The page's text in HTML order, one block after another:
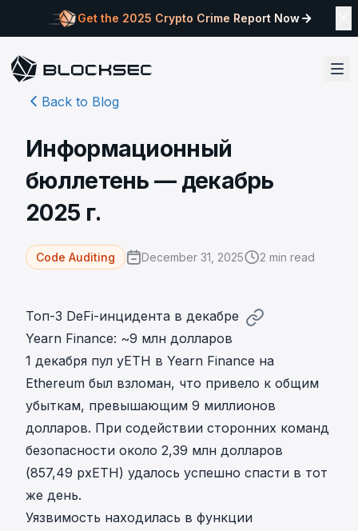
Get the 2025 Crypto Crime Report Now
Back to Blog
Информационный
бюллетень — декабрь
2025 г.
Code Auditing December 31, 2025 2 min read
Топ-3 DeFi-инцидента в декабре
Yearn Finance: ~9 млн долларов
1 декабря пул yETH в Yearn Finance на
Ethereum был взломан, что привело к общим
убыткам, превышающим 9 миллионов
долларов. При содействии сторонних команд
безопасности около 2,39 млн долларов
(857,49 pxETH) удалось успешно спасти в тот
же день.
Уязвимость находилась в функции